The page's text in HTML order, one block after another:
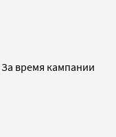
время кампании